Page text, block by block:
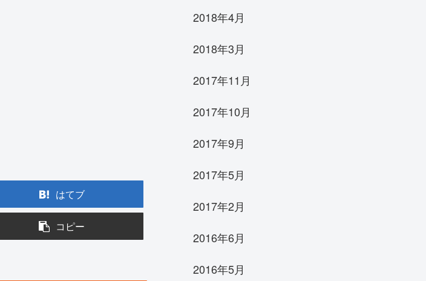
はてブ
コピー
2018年4月
2018年3月
2017年11月
2017年10月
2017年9月
2017年5月
2017年2月
2016年6月
2016年5月